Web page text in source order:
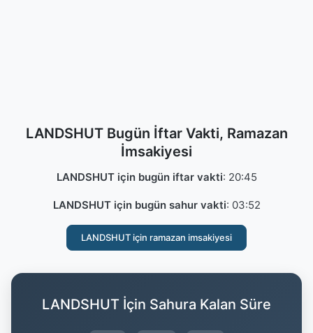
LANDSHUT Bugün İftar Vakti, Ramazan
İmsakiyesi
LANDSHUT için bugün iftar vakti: 20:45
LANDSHUT için bugün sahur vakti: 03:52
LANDSHUT için ramazan imsakiyesi
LANDSHUT İçin Sahura Kalan Süre